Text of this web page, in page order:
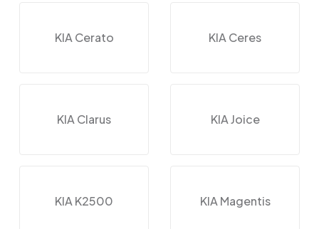
KIA Cerato KIA Ceres
KIA Clarus KIA Joice
KIA K2500 KIA Magentis